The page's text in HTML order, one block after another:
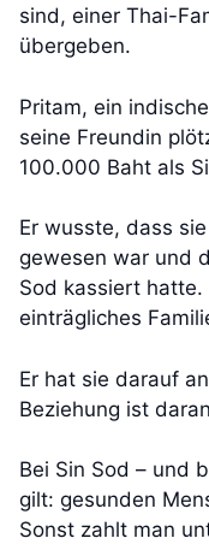
sind, einer Thai-
übergeben.
Pritam, ein
seine Freundin
100.000 Baht als
Er wusste, dass
gewesen war und
Sod kassiert hatte.
einträgliches
Er hat sie darauf
Beziehung ist
Bei Sin Sod – und
gilt: gesunden
Sonst zahlt man